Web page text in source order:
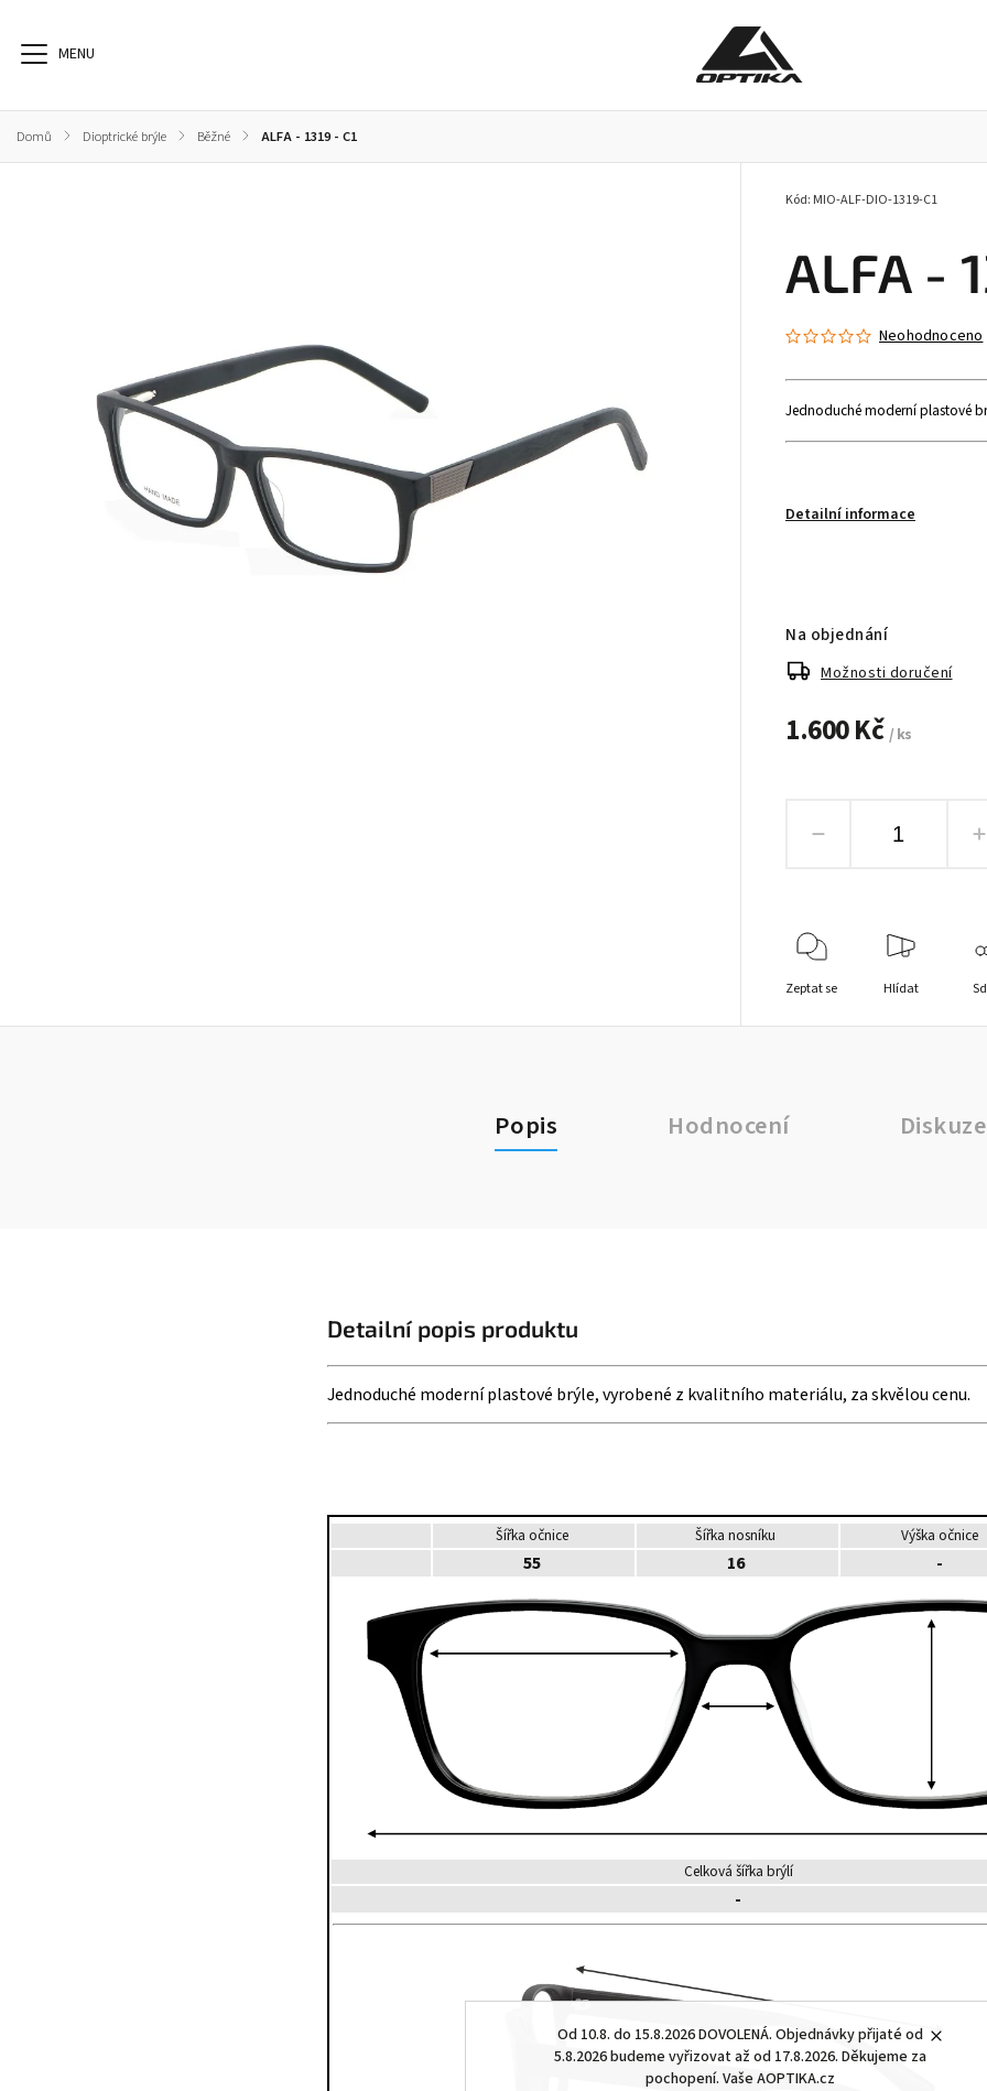
Od 10.8. do 15.8.2026 DOVOLENÁ. Objednávky přijaté od
5.8.2026 budeme vyřizovat až od 17.8.2026. Děkujeme za
pochopení. Vaše AOPTIKA.cz
Domů / Dioptrické brýle / Běžné / ALFA - 1319 - C1
ALFA -
Kód: MIO-ALF-DIO-1319-C1
Neohodnoceno
Jednoduché moderní plastové
Detailní informace
1.600 Kč / ks
Na objednání
Možnosti doručení
Zeptat se Hlídat
Popis Hodnocení Diskuze
Detailní popis produktu
Jednoduché moderní plastové brýle, vyrobené z kvalitního materiálu, za skvělou cenu.
Šířka očnice Šířka nosníku Výška očnice
55 16 -
Celková šířka brýlí
-